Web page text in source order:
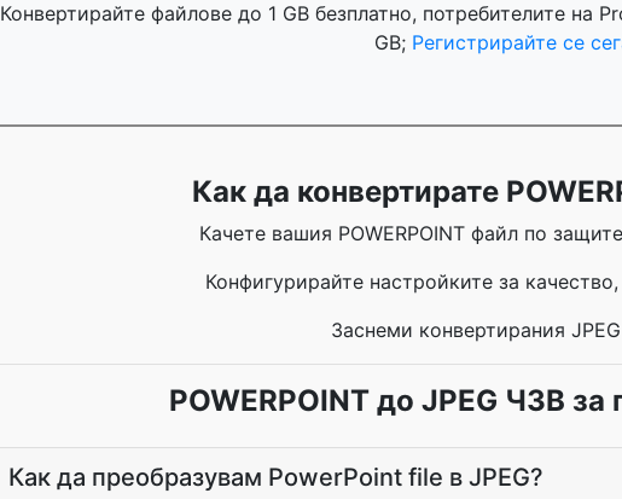
Конвертирайте файлове до 1 GB безплатно, потребителите на
GB; Регистрирайте се
Как да конвертирате
Качете вашия POWERPOINT файл по
Конфигурирайте настройките за
Заснеми конвертирания
POWERPOINT до JPEG ЧЗВ за
Как да преобразувам PowerPoint file в JPEG?